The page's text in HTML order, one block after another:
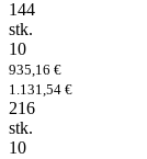
144
stk.
10
935,16 €
1.131,54 €
216
stk.
10